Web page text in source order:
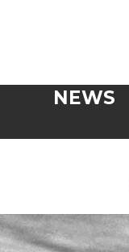
NEWS